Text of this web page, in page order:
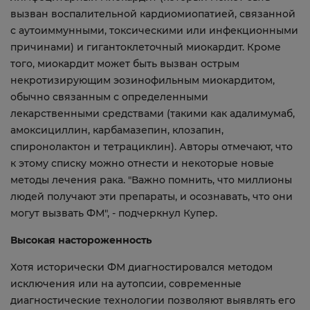
вызван воспалительной кардиомиопатией, связанной
с аутоиммунными, токсическими или инфекционными
причинами) и гигантоклеточный миокардит. Кроме
того, миокардит может быть вызван острым
некротизирующим эозинофильным миокардитом,
обычно связанным с определенными
лекарственными средствами (такими как адалимумаб,
амоксициллин, карбамазепин, клозапин,
спиронолактон и тетрациклин). Авторы отмечают, что
к этому списку можно отнести и некоторые новые
методы лечения рака. "Важно помнить, что миллионы
людей получают эти препараты, и осознавать, что они
могут вызвать ФМ", - подчеркнул Купер.
Высокая настороженность
Хотя исторически ФМ диагностировался методом
исключения или на аутопсии, современные
диагностические технологии позволяют выявлять его